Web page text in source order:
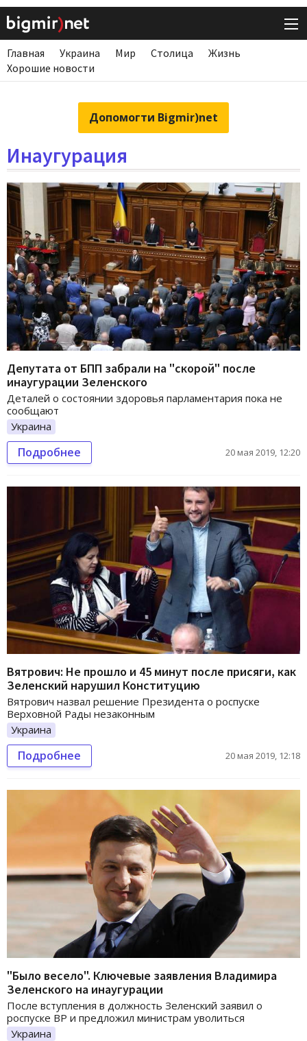
Главная Украина Мир Столица
Жизнь
Хорошие новости
Допомогти Bigmir)net
Инаугурация
Депутата от БПП забрали на "скорой" после
инаугурации Зеленского
Деталей о состоянии здоровья парламентария пока не
сообщают
Украина
Подробнее 20 мая 2019, 12:20
Вятрович: Не прошло и 45 минут после присяги, как
Зеленский нарушил Конституцию
Вятрович назвал решение Президента о роспуске
Верховной Рады незаконным
Украина
Подробнее 20 мая 2019, 12:18
"Было весело". Ключевые заявления Владимира
Зеленского на инаугурации
После вступления в должность Зеленский заявил о
роспуске ВР и предложил министрам уволиться
Украина